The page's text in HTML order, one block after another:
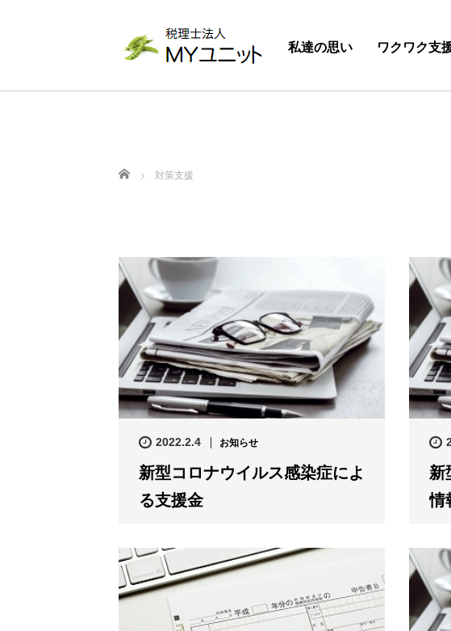
私達の思い ワクワク支
ホーム 対策支援
2022.2.4 お知らせ
新型コロナウイルス感染症によ
る支援金
新
情